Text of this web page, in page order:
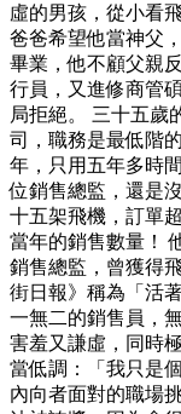
虛的男孩，從小看
爸爸希望他當神父
畢業，他不顧父親
行員，又進修商管
局拒絕。 三十五歲
司，職務是最低階
年，只用五年多時
位銷售總監，還是
十五架飛機，訂單
當年的銷售數量！
銷售總監，曾獲得
街日報》稱為「活
一無二的銷售員，
害羞又謙虛，同時
當低調：「我只是
內向者面對的職場